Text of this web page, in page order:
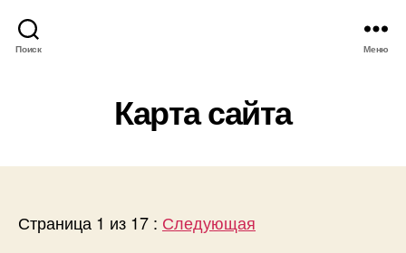
Поиск Меню
Карта сайта
Страница 1 из 17 : Следующая